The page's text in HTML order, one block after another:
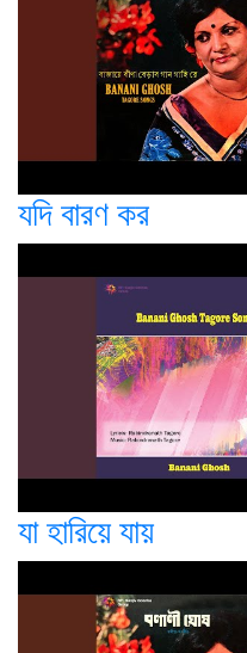
যদি বারণ কর
যা হারিয়ে যায়